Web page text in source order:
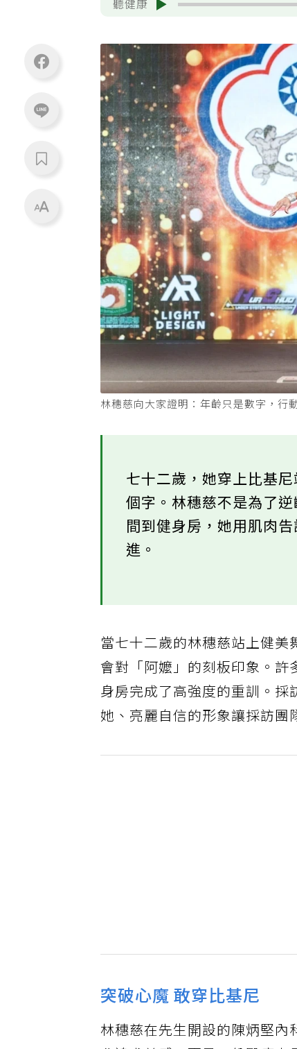
聽健康
林穗慈向大家證明：年齡只是數字，行
七十二歲，她穿上比基
個字。林穗慈不是為了
間到健身房，她用肌肉
進。
當七十二歲的林穗慈站上健
會對「阿嬤」的刻板印象。
身房完成了高強度的重訓。採
她、亮麗自信的形象讓採訪團
突破心魔 敢穿比基尼
林穗慈在先生開設的陳炳堅內